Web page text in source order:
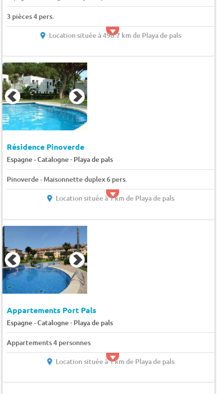
3 pièces 4 pers.
Location située à 498.7 km de Playa de pals
Résidence Pinoverde
Espagne - Catalogne- Playa de pals
Pinoverde - Maisonnette duplex 6 pers.
Location située à 1 km de Playa de pals
Appartements Port Pals
Espagne - Catalogne- Playa de pals
Appartements 4 personnes
Location située à 1 km de Playa de pals